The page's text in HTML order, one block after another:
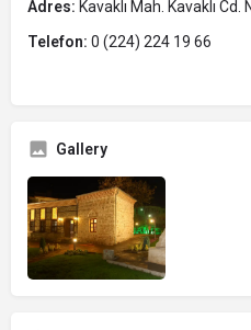
Adres: Kavaklı Mah. Kavaklı
Telefon: 0 (224) 224 19 66
Gallery